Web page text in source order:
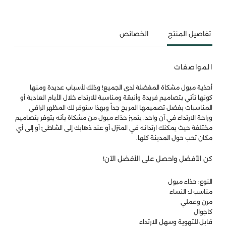
تفاصيل المنتج الخصائص
المواصفات
أحذية ميول مشكاة المفضلة لدى الجميع! وذلك لأسباب عديدة ومنها
كونها تأتي بتصاميم فريدة وأنيقة ومناسبة للارتداء خلال الأيام العادية أو
المناسبات بفضل تصميمها المريح جداً وبهذا ستوفر لك المظهر الراقي
وراحة الارتداء في آن واحد. يتميز حذاء ميول من مشكاة بأنه يتوفر بتصاميم
مختلفة حيث يمكنك ارتدائه في المنزل أو عند ذهابك إلى الشاطئ أو إلى أي
مكان تحب حول المدينة كلها.
كن الأفضل واحصل على الأفضل الآن!
النوع: حذاء ميول
مناسب لـ: النساء
مرن وعملي
كاجوال
قابل للتهوية وسهل الارتداء